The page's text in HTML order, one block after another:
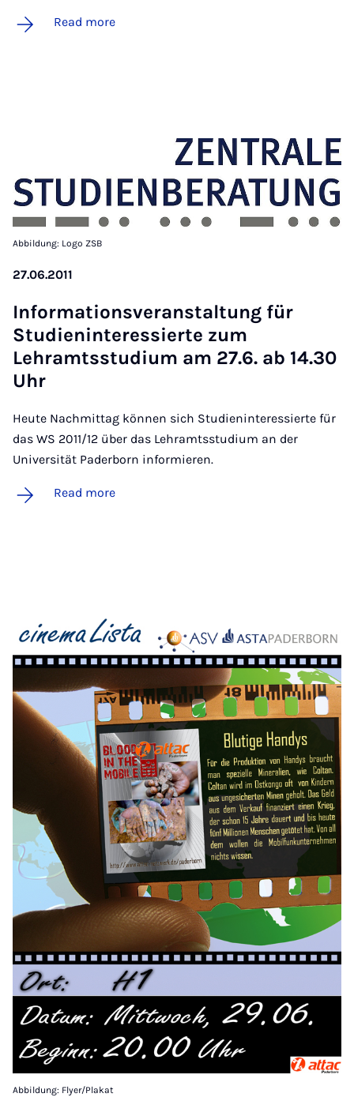
Read more
Abbildung: Logo ZSB
27.06.2011
In­form­a­tions­ver­an­stal­tung für
Stud­i­en­in­teressierte zum
Lehramtsstu­di­um am 27.6. ab 14.30
Uhr
Heute Nachmittag können sich Studieninteressierte für
das WS 2011/12 über das Lehramtsstudium an der
Universität Paderborn informieren.
Read more
Abbildung: Flyer/Plakat